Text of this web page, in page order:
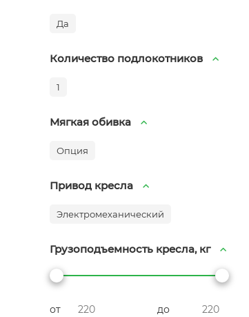
Да
Количество подлокотников
1
Мягкая обивка
Опция
Привод кресла
Электромеханический
Грузоподъемность кресла, кг
от до